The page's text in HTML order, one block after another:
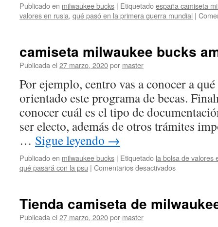
Publicado en milwaukee bucks | Etiquetadoespaña camiseta
valores en rusia, qué pasó en la primera guerra mundial |
camiseta milwaukee bucks
Publicada el 27 marzo, 2020por master
Por ejemplo, centro vas a conocer a
orientado este programa de becas.
conocer cuál es el tipo de
ser electo, además de otros trámites
… Sigue leyendo →
Publicado en milwaukee bucks | Etiquetado la bolsa de valores
qué pasará con la psu | Comentarios desactivadosen
amazon
Tienda camiseta de
Publicada el 27 marzo, 2020por master